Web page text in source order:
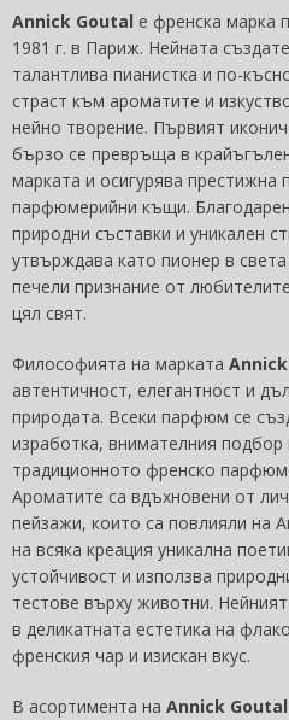
Annick Goutal е френска марка
1981 г. в Париж. Нейната
талантлива пианистка и по-
страст към ароматите и
нейно творение. Първият
бързо се превръща в
марката и осигурява престижна
парфюмерийни къщи.
природни съставки и уникален
утвърждава като пионер в
печели признание от
цял свят.
Философията на марката
автентичност, елегантност и
природата. Всеки парфюм се
изработка, внимателния подбор
традиционното френско
Ароматите са вдъхновени от
пейзажи, които са повлияли на
на всяка креация уникална
устойчивост и използва
тестове върху животни.
в деликатната естетика на
френския чар и изискан вкус.
В асортимента на Annick Goutal